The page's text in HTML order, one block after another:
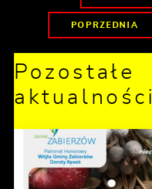
POPRZEDNIA
Pozostałe
aktualności